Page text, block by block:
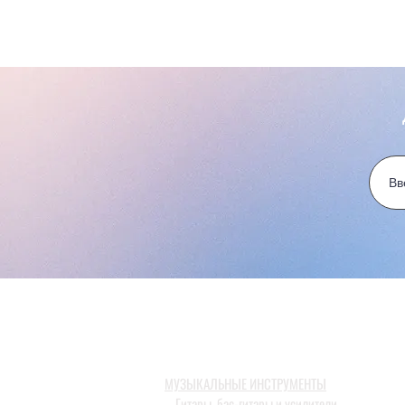
МУЗЫКАЛЬНЫЕ ИНСТРУМЕНТЫ